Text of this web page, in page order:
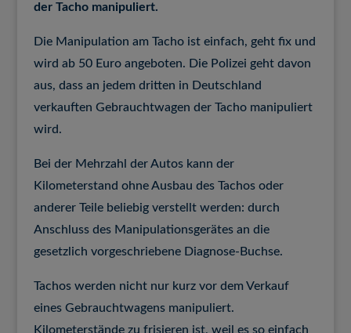
der Tacho manipuliert.
Die Manipulation am Tacho ist einfach, geht fix und
wird ab 50 Euro angeboten. Die Polizei geht davon
aus, dass an jedem dritten in Deutschland
verkauften Gebrauchtwagen der Tacho manipuliert
wird.
Bei der Mehrzahl der Autos kann der
Kilometerstand ohne Ausbau des Tachos oder
anderer Teile beliebig verstellt werden: durch
Anschluss des Manipulationsgerätes an die
gesetzlich vorgeschriebene Diagnose-Buchse.
Tachos werden nicht nur kurz vor dem Verkauf
eines Gebrauchtwagens manipuliert.
Kilometerstände zu frisieren ist, weil es so einfach